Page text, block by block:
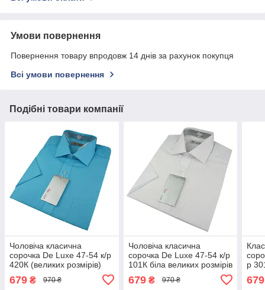
Умови повернення
Повернення товару впродовж 14 днів за рахунок покупця
Всі умови повернення
Подібні товари компанії
Чоловіча класична
сорочка De Luxe 47-54 к/р
420К (великих розмірів)
679 ₴ 970 ₴
Чоловіча класична
сорочка De Luxe 47-54 к/р
101К біла великих розмірів
679₴ 970 ₴
р
679